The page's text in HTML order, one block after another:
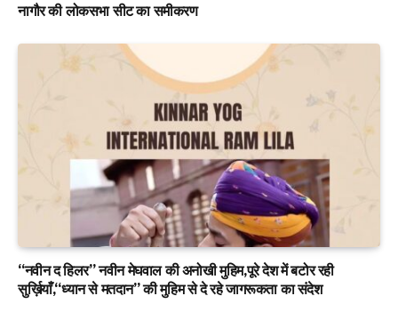
नागौर की लोकसभा सीट का समीकरण
“नवीन द हिलर” नवीन मेघवाल की अनोखी मुहिम,पूरे देश में बटोर रही
सुर्ख़ियाँ,“ध्यान से मतदान” की मुहिम से दे रहे जागरूकता का संदेश